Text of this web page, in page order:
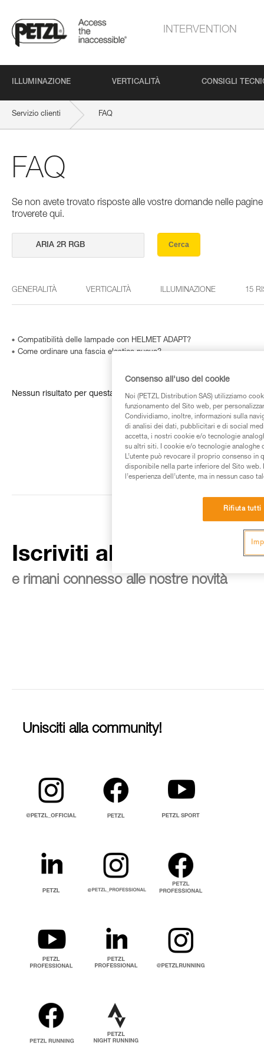
INTERVENTION
ILLUMINAZIONE VERTICALITÀ CONSIGLI
Servizio clienti FAQ
FAQ
Se non avete trovato risposte alle vostre domande nelle
troverete qui.
Cerca
GENERALITÀ VERTICALITÀ ILLUMINAZIONE 15
Compatibilità delle lampade con HELMET ADAPT?
Come ordinare una fascia elastica nuova?
Nessun risultato per questa ricerca
Iscriviti alla newsletter
e rimani connesso alle nostre novità
Unisciti alla community!
Consenso all'uso dei cookie
Noi (PETZL Distribution SAS) utilizziamo
funzionamento del Sito web, per
Condividiamo, inoltre, informazioni sulla
di analisi dei dati, pubblicitari e di social
accetta, i nostri cookie e/o tecnologie
su altri siti. I cookie e/o tecnologie analoghe
L’utente può revocare il proprio consenso
disponibile nella parte inferiore del Sito
l’esperienza dell’utente, ma in nessun caso
Rifiuta tutti